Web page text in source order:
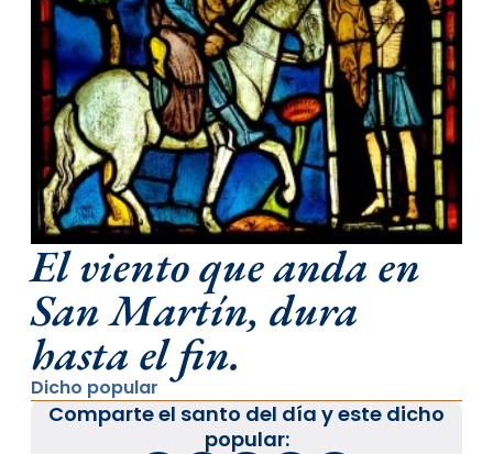
El viento que anda en
San Martín, dura
hasta el fin.
Dicho popular
Comparte el santo del día y este dicho
popular: